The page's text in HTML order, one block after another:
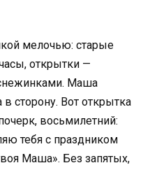
мелочью: старые
открытки —
Маша
сторону. Вот открытка
восьмилетний:
тебя с праздником
Маша». Без запятых,